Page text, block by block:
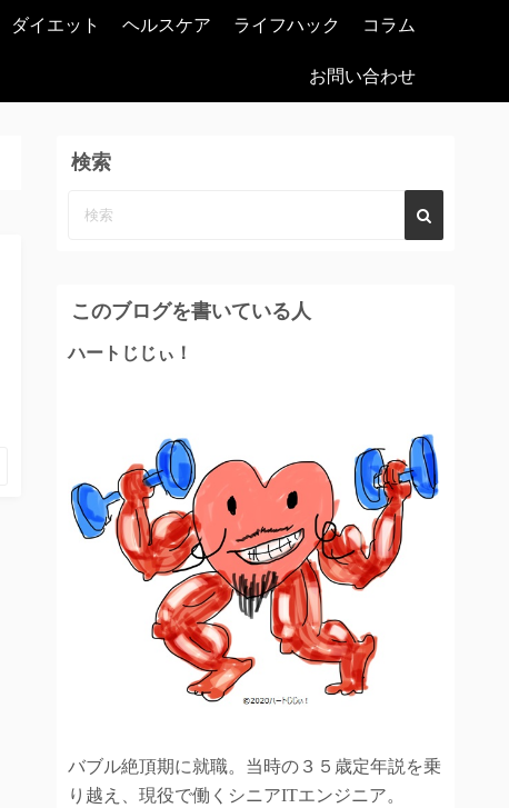
ダイエット ヘルスケア ライフハック コラム
お問い合わせ
検索
このブログを書いている人
ハートじじぃ！
バブル絶頂期に就職。当時の３５歳定年説を乗
り越え、現役で働くシニアITエンジニア。